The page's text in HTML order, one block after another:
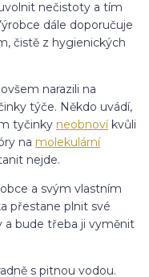
nečistoty a tím
dále doporučuje
čistě z hygienických
narazili na
týče. Někdo uvádí,
tyčinky neobnovíkvůli
na molekulární
nejde.
a svým vlastním
přestane plnit své
a bude třeba ji vyměnit
s pitnou vodou.